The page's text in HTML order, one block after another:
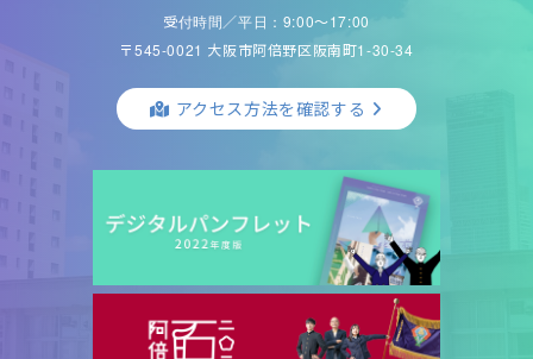
受付時間／平日：9:00〜17:00
〒545-0021 大阪市阿倍野区阪南町1-30-34
アクセス方法を確認する